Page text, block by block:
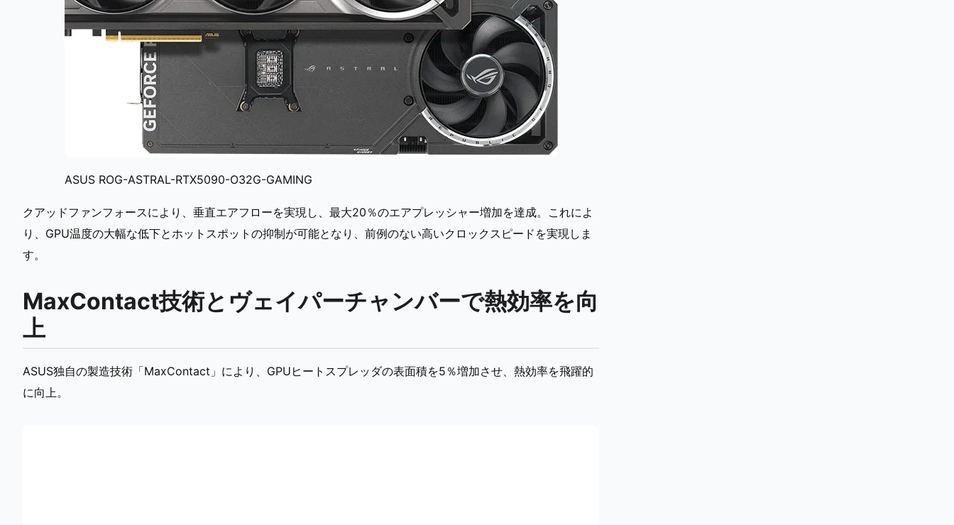
ASUS ROG-ASTRAL-RTX5090-O32G-GAMING
クアッドファンフォースにより、垂直エアフローを実現し、最大20％のエアプレッシャー増加を達成。これによ
り、GPU温度の大幅な低下とホットスポットの抑制が可能となり、前例のない高いクロックスピードを実現しま
す。
MaxContact技術とヴェイパーチャンバーで熱効率を向
上
ASUS独自の製造技術「MaxContact」により、GPUヒートスプレッダの表面積を5％増加させ、熱効率を飛躍的
に向上。